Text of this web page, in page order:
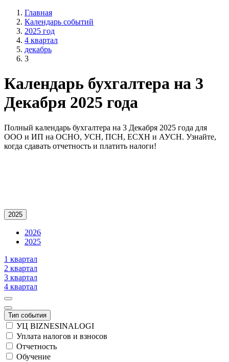
Главная
Календарь событий
2025 год
4 квартал
декабрь
3
Календарь бухгалтера на 3
Декабря 2025 года
Полный календарь бухгалтера на 3 Декабря 2025 года для
OOO и ИП на ОСНО, УСН, ПСН, ЕСХН и АУСН. Узнайте,
когда сдавать отчетность и платить налоги!
2025
2026
2025
1 квартал
2 квартал
3 квартал
4 квартал
Тип события
УЦ BIZNESINALOGI
Уплата налогов и взносов
Отчетность
Обучение